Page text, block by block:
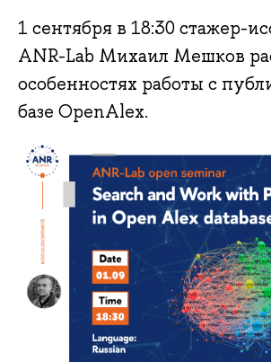
1 сентября в 18:30 стажер-
ANR-Lab Михаил Мешков
особенностях работы с
базе OpenAlex.